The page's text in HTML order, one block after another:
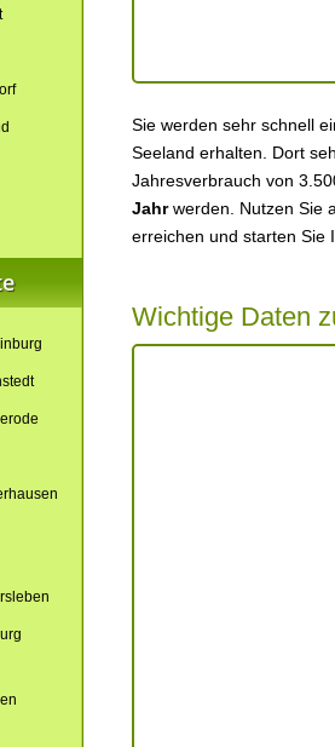
Sie werden sehr schnell
Seeland erhalten. Dort
Jahresverbrauch von
Jahrwerden. Nutzen Sie
erreichen und starten Sie
Wichtige Daten